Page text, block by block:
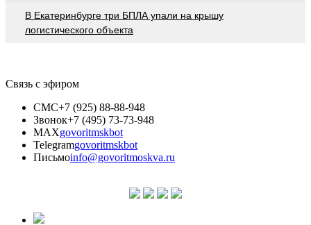
В Екатеринбурге три БПЛА упали на крышу
логистического объекта
Связь с эфиром
СМС+7 (925) 88-88-948
Звонок+7 (495) 73-73-948
MAXgovoritmskbot
Telegramgovoritmskbot
Письмоinfo@govoritmoskva.ru